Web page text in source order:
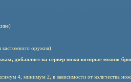
кастомного оружия)
добавляет на сервер ножи которые можно
4, минимум 2, в зависимости от количества